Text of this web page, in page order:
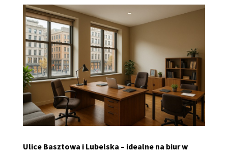
Ulice Basztowa i Lubelska – idealne na biur w